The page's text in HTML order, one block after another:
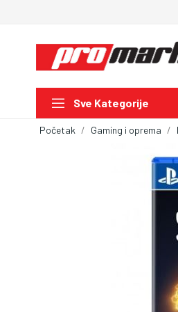
Sve Kategorije
Početak Gaming i oprema